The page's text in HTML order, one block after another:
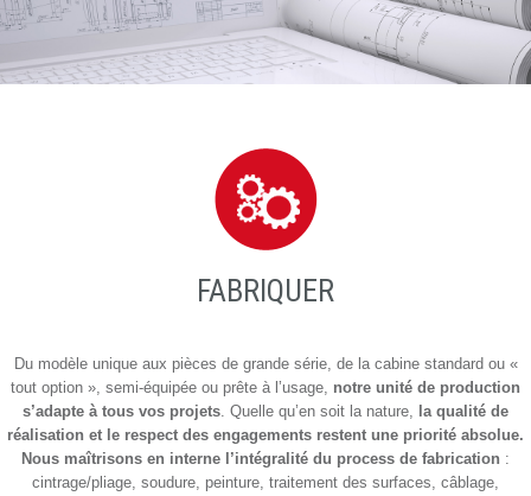
FABRIQUER
Du modèle unique aux pièces de grande série, de la cabine standard ou «
tout option », semi-équipée ou prête à l’usage, notre unité de production
s’adapte à tous vos projets. Quelle qu’en soit la nature, la qualité de
réalisation et le respect des engagements restent une priorité absolue.
Nous maîtrisons en interne l’intégralité du process de fabrication :
cintrage/pliage, soudure, peinture, traitement des surfaces, câblage,